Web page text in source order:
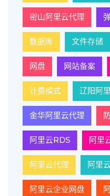
密山阿里云代理
数据库 文件存储
网盘 网站备案
计费模式 辽阳阿
金华阿里云代理
阿里云RDS 阿里
阿里云代理 阿里
阿里云企业网盘